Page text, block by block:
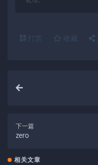
打赏 收藏
下一篇
zero
相关文章